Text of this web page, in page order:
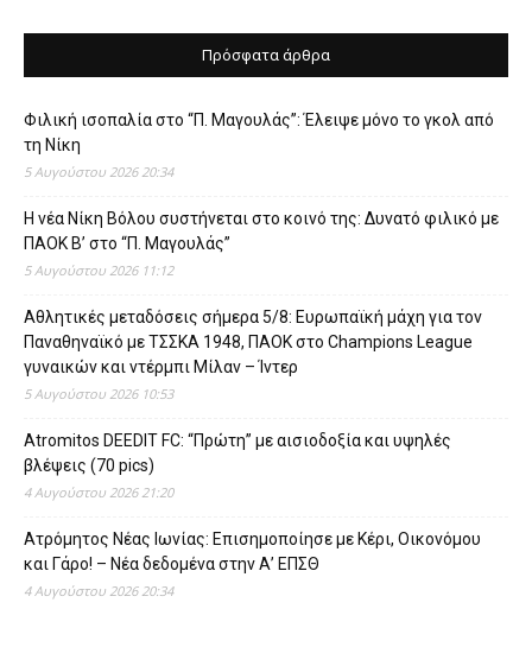
Πρόσφατα άρθρα
Φιλική ισοπαλία στο “Π. Μαγουλάς”: Έλειψε μόνο το γκολ από
τη Νίκη
5 Αυγούστου 2026 20:34
Η νέα Νίκη Βόλου συστήνεται στο κοινό της: Δυνατό φιλικό με
ΠΑΟΚ Β’ στο “Π. Μαγουλάς”
5 Αυγούστου 2026 11:12
Αθλητικές μεταδόσεις σήμερα 5/8: Ευρωπαϊκή μάχη για τον
Παναθηναϊκό με ΤΣΣΚΑ 1948, ΠΑΟΚ στο Champions League
γυναικών και ντέρμπι Μίλαν – Ίντερ
5 Αυγούστου 2026 10:53
Atromitos DEEDIT FC: “Πρώτη” με αισιοδοξία και υψηλές
βλέψεις (70 pics)
4 Αυγούστου 2026 21:20
Ατρόμητος Νέας Ιωνίας: Επισημοποίησε με Κέρι, Οικονόμου
και Γάρο! – Νέα δεδομένα στην Α’ ΕΠΣΘ
4 Αυγούστου 2026 20:34